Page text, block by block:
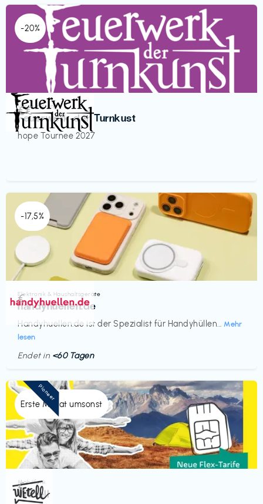
-20%
Veranstaltung
Feuerwerk der Turnkust
hope Tournee 2027
€€‎
-17,5%
Elektronik & Haushaltsgeräte
handyhuellen.de
Handyhuellen.de ist der Spezialist für Handyhüllen... Mehr
lesen
€‎
Endet in <60 Tagen
Erste Monat umsonst
Mobilfunk
WEtell
€‎
Pioneer